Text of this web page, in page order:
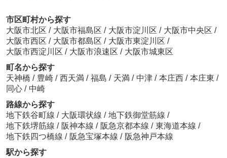
市区町村から探す
大阪市北区 / 大阪市福島区 / 大阪市淀川区 / 大阪市中央区 /
大阪市西区 / 大阪市都島区 / 大阪市東淀川区 /
大阪市西淀川区 / 大阪市浪速区 / 大阪市城東区
町名から探す
天神橋 / 豊崎 / 西天満 / 福島 / 天満 / 中津 / 本庄西 / 本庄東 /
同心 / 中崎
路線から探す
地下鉄谷町線 / 大阪環状線 / 地下鉄御堂筋線 /
地下鉄堺筋線 / 阪神本線 / 阪急京都本線 / 東海道本線 /
地下鉄四つ橋線 / 阪急宝塚本線 / 阪急神戸本線
駅から探す